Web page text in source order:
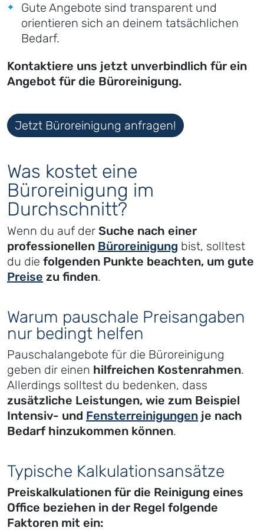
Gute Angebote sind transparent und
orientieren sich an deinem tatsächlichen
Bedarf.
Kontaktiere uns jetzt unverbindlich für ein
Angebot für die Büroreinigung.
Jetzt Büroreinigung anfragen!
Was kostet eine
Büroreinigung im
Durchschnitt?
Wenn du auf der Suche nach einer
professionellen Büroreinigung bist, solltest
du die folgenden Punkte beachten, um gute
Preise zu finden.
Warum pauschale Preisangaben
nur bedingt helfen
Pauschalangebote für die Büroreinigung
geben dir einen hilfreichen Kostenrahmen.
Allerdings solltest du bedenken, dass
zusätzliche Leistungen, wie zum Beispiel
Intensiv- und Fensterreinigungen je nach
Bedarf hinzukommen können.
Typische Kalkulationsansätze
Preiskalkulationen für die Reinigung eines
Office beziehen in der Regel folgende
Faktoren mit ein: